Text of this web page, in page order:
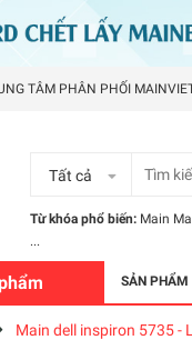
TÂM PHÂN PHỐI
Tất cả
Từ khóa phổ biến: Main
...
SẢN PHẨM
Main dell inspiron 5735 -